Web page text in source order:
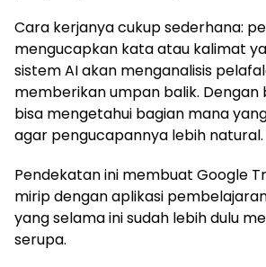
Cara kerjanya cukup sederhana:
mengucapkan kata atau kalimat
sistem AI akan menganalisis
memberikan umpan balik. Dengan
bisa mengetahui bagian mana
agar pengucapannya lebih natural.
Pendekatan ini membuat Google
mirip dengan aplikasi
yang selama ini sudah lebih dulu
serupa.